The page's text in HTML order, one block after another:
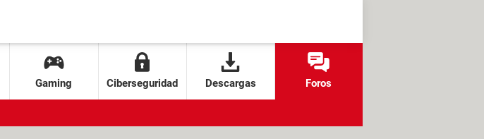
Gaming Ciberseguridad Descargas Foros